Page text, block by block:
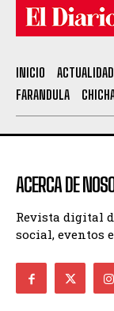
INICIO ACTUALIDAD
FARANDULA
ACERCA DE
Revista digital
social, eventos